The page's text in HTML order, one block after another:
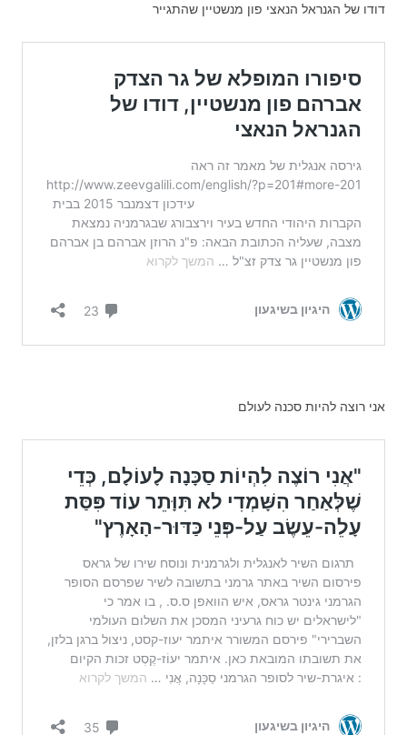
דודו של הגנראל הנאצי פון מנשטיין שהתגייר
אני רוצה להיות סכנה לעולם